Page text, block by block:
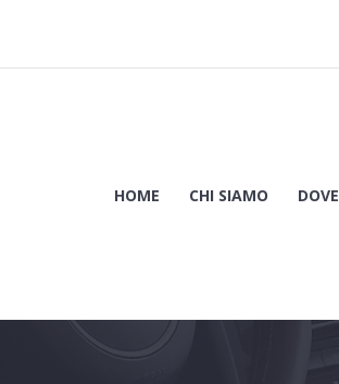
HOME CHI SIAMO